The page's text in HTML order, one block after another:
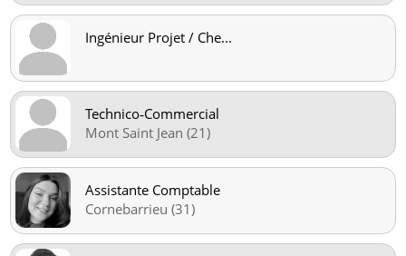
Ingénieur Projet / Che...
Technico‑Commercial
Mont Saint Jean (21)
Assistante Comptable
Cornebarrieu (31)